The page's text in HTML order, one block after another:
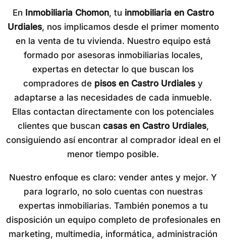
En Inmobiliaria Chomon, tu inmobiliaria en Castro
Urdiales, nos implicamos desde el primer momento
en la venta de tu vivienda. Nuestro equipo está
formado por asesoras inmobiliarias locales,
expertas en detectar lo que buscan los
compradores de pisos en Castro Urdiales y
adaptarse a las necesidades de cada inmueble.
Ellas contactan directamente con los potenciales
clientes que buscan casas en Castro Urdiales,
consiguiendo así encontrar al comprador ideal en el
menor tiempo posible.
Nuestro enfoque es claro: vender antes y mejor. Y
para lograrlo, no solo cuentas con nuestras
expertas inmobiliarias. También ponemos a tu
disposición un equipo completo de profesionales en
marketing, multimedia, informática, administración